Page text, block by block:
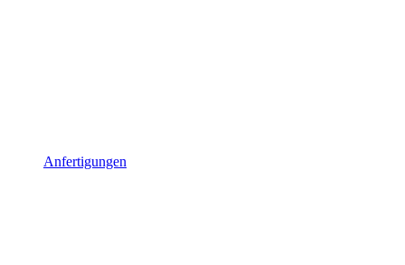
Anfertigungen